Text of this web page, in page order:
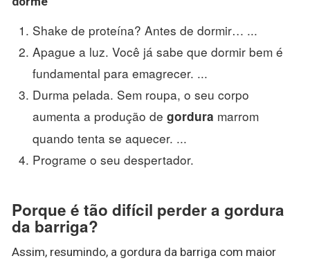
Shake de proteína? Antes de dormir… ...
Apague a luz. Você já sabe que dormir bem é
fundamental para emagrecer. ...
Durma pelada. Sem roupa, o seu corpo
aumenta a produção de gordura marrom
quando tenta se aquecer. ...
Programe o seu despertador.
Porque é tão difícil perder a gordura
da barriga?
Assim, resumindo, a gordura da barriga com maior